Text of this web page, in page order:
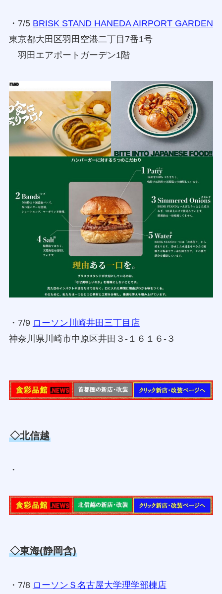
・7/5 BRISK STAND HANEDA AIRPORT GARDEN
東京都大田区羽田空港二丁目7番1号
羽田エアポートガーデン1階
・7/9 ローソン川崎井田三丁目店
神奈川県川崎市中原区井田３‐１６１６‐３
◇北信越
・
◇東海(静岡含)
・7/8 ローソンＳ名古屋大学理学部棟店